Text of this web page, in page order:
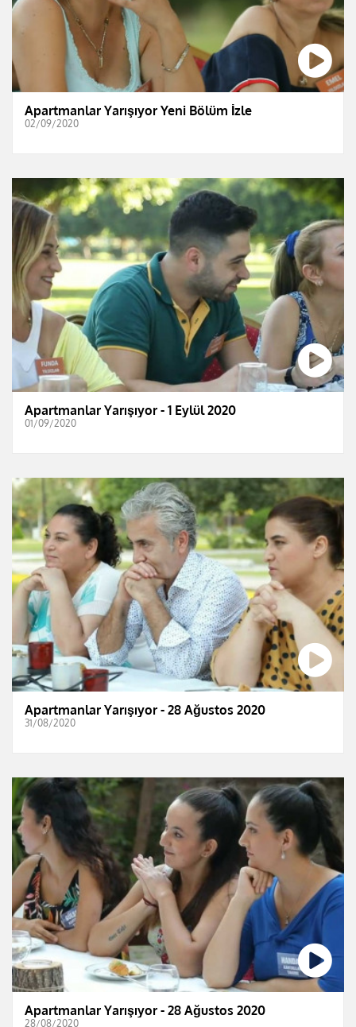
Apartmanlar Yarışıyor Yeni Bölüm İzle
02/09/2020
Apartmanlar Yarışıyor - 1 Eylül 2020
01/09/2020
Apartmanlar Yarışıyor - 28 Ağustos 2020
31/08/2020
Apartmanlar Yarışıyor - 28 Ağustos 2020
28/08/2020